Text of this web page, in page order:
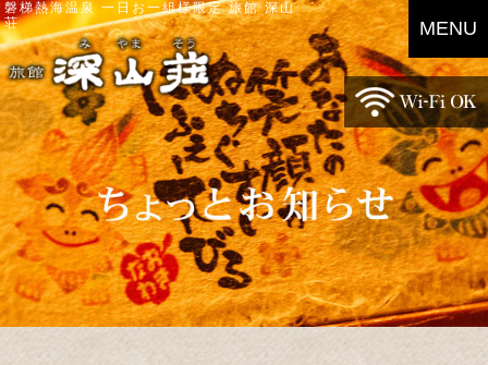
磐梯熱海温泉 一日お一組様限定 旅館 深山
荘
MENU